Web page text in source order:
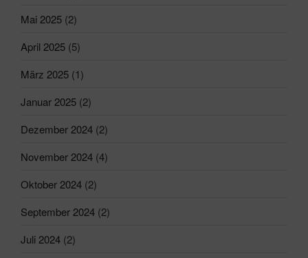
Mai 2025 (2)
April 2025 (5)
März 2025 (1)
Januar 2025 (2)
Dezember 2024 (2)
November 2024 (4)
Oktober 2024 (2)
September 2024 (2)
Juli 2024 (2)